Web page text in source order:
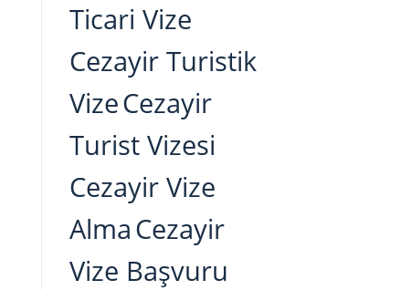
Ticari Vize
Cezayir Turistik
VizeCezayir
Turist Vizesi
Cezayir Vize
AlmaCezayir
Vize Başvuru